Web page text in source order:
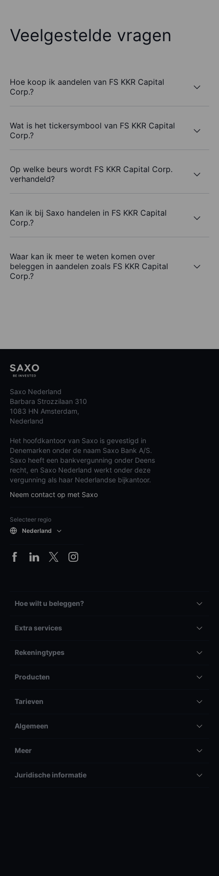
Veelgestelde vragen
Hoe koop ik aandelen van FS KKR Capital
Corp.?
Wat is het tickersymbool van FS KKR Capital
Corp.?
Op welke beurs wordt FS KKR Capital Corp.
verhandeld?
Kan ik bij Saxo handelen in FS KKR Capital
Corp.?
Waar kan ik meer te weten komen over
beleggen in aandelen zoals FS KKR Capital
Corp.?
Saxo Nederland
Barbara Strozzilaan 310
1083 HN Amsterdam,
Nederland
Het hoofdkantoor van Saxo is gevestigd in
Denemarken onder de naam Saxo Bank A/S.
Saxo heeft een bankvergunning onder Deens
recht, en Saxo Nederland werkt onder deze
vergunning als haar Nederlandse bijkantoor.
Neem contact op met Saxo
Selecteer regio
Nederland
Hoe wilt u beleggen?
Extra services
Rekeningtypes
Producten
Tarieven
Algemeen
Meer
Juridische informatie